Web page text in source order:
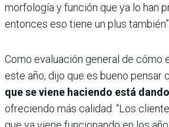
morfología y función que ya lo han
entonces eso tiene un plus
Como evaluación general de cómo
este año, dijo que es bueno pensar
que se viene haciendo está
ofreciendo más calidad. “Los